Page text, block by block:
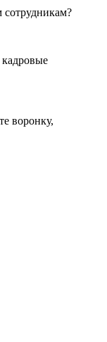
сотрудникам?
воронку,